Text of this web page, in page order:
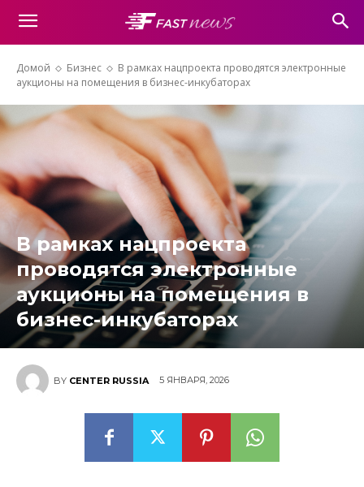
Домой Бизнес
В рамках нацпроекта проводятся электронные
аукционы на помещения в бизнес-инкубаторах
В рамках нацпроекта
проводятся электронные
аукционы на помещения в
бизнес-инкубаторах
BY CENTER RUSSIA 5 ЯНВАРЯ, 2026